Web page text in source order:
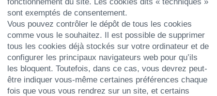
sont exemptés de consentement.
Vous pouvez contrôler le dépôt de tous les cookies
comme vous le souhaitez. Il est possible de supprimer
tous les cookies déjà stockés sur votre ordinateur et de
configurer les principaux navigateurs web pour qu’ils
les bloquent. Toutefois, dans ce cas, vous devrez peut-
être indiquer vous-même certaines préférences chaque
fois que vous vous rendrez sur un site, et certains